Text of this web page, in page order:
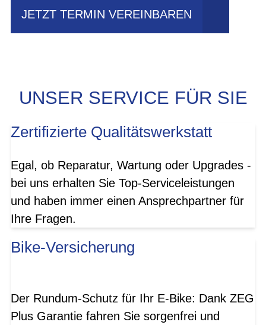
JETZT TERMIN VEREINBAREN
UNSER SERVICE FÜR SIE
Zertifizierte Qualitätswerkstatt
Egal, ob Reparatur, Wartung oder Upgrades -
bei uns erhalten Sie Top-Serviceleistungen
und haben immer einen Ansprechpartner für
Ihre Fragen.
Bike-Versicherung
Der Rundum-Schutz für Ihr E-Bike: Dank ZEG
Plus Garantie fahren Sie sorgenfrei und